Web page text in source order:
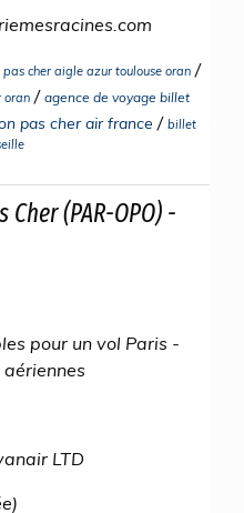
cher aigle azur toulouse oran /
oran / agence de voyage billet
pas cher air france / billet
(PAR-OPO) -
pour un vol Paris -
LTD